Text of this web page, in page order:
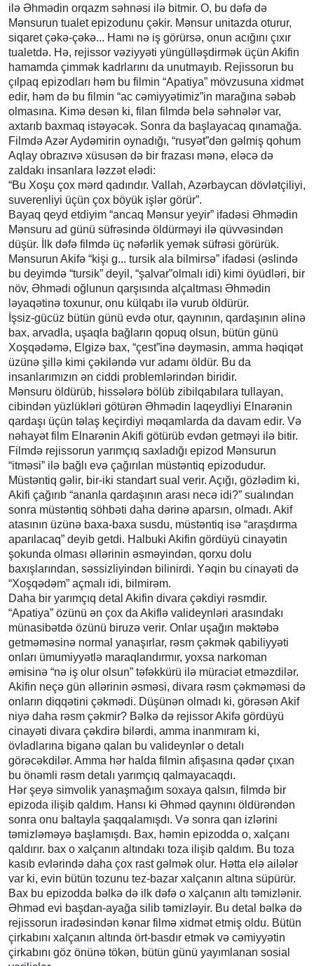
ilə Əhmədin orqazm səhnəsi ilə bitmir. O, bu dəfə də
Mənsurun tualet epizodunu çəkir. Mənsur unitazda oturur,
siqaret çəkə-çəkə... Hamı nə iş görürsə, onun acığını çıxır
tualetdə. Hə, rejissor vəziyyəti yüngülləşdirmək üçün Akifin
hamamda çimmək kadrlarını da unutmayıb. Rejissorun bu
çılpaq epizodları həm bu filmin “Apatiya” mövzusuna xidmət
edir, həm də bu filmin “ac cəmiyyətimiz”in marağına səbəb
olmasına. Kimə desən ki, filan filmdə belə səhnələr var,
axtarıb baxmaq istəyəcək. Sonra da başlayacaq qınamağa.
Filmdə Azər Aydəmirin oynadığı, “rusyət”dən gəlmiş qohum
Aqlay obrazıvə xüsusən də bir frazası mənə, eləcə də
zaldakı insanlara ləzzət elədi:
“Bu Xoşu çox mərd qadındır. Vallah, Azərbaycan dövlətçiliyi,
suverenliyi üçün çox böyük işlər görür”.
Bayaq qeyd etdiyim “ancaq Mənsur yeyir” ifadəsi Əhmədin
Mənsuru ad günü süfrəsində öldürməyi ilə qüvvəsindən
düşür. İlk dəfə filmdə üç nəfərlik yemək süfrəsi görürük.
Mənsurun Akifə “kişi g... tursik ala bilmirsə” ifadəsi (əslində
bu deyimdə “tursik” deyil, “şalvar”olmalı idi) kimi öyüdləri, bir
növ, Əhmədi oğlunun qarşısında alçaltması Əhmədin
ləyaqətinə toxunur, onu külqabı ilə vurub öldürür.
İşsiz-gücüz bütün günü evdə otur, qaynının, qardaşının əlinə
bax, arvadla, uşaqla bağların qopuq olsun, bütün günü
Xoşqədəmə, Elgizə bax, “çest”inə dəyməsin, amma həqiqət
üzünə şillə kimi çəkiləndə vur adamı öldür. Bu da
insanlarımızın ən ciddi problemlərindən biridir.
Mənsuru öldürüb, hissələrə bölüb zibilqabılara tullayan,
cibindən yüzlükləri götürən Əhmədin laqeydliyi Elnarənin
qardaşı üçün təlaş keçirdiyi məqamlarda da davam edir. Və
nəhayət film Elnarənin Akifi götürüb evdən getməyi ilə bitir.
Filmdə rejissorun yarımçıq saxladığı epizod Mənsurun
“itməsi” ilə bağlı evə çağırılan müstəntiq epizodudur.
Müstəntiq gəlir, bir-iki standart sual verir. Açığı, gözlədim ki,
Akifi çağırıb “ananla qardaşının arası necə idi?” sualından
sonra müstəntiq söhbəti daha dərinə aparsın, olmadı. Akif
atasının üzünə baxa-baxa susdu, müstəntiq isə “araşdırma
aparılacaq” deyib getdi. Halbuki Akifin gördüyü cinayətin
şokunda olması əllərinin əsməyindən, qorxu dolu
baxışlarından, səssizliyindən bilinirdi. Yəqin bu cinayəti də
“Xoşqədəm” açmalı idi, bilmirəm.
Daha bir yarımçıq detal Akifin divara çəkdiyi rəsmdir.
“Apatiya” özünü ən çox da Akiflə valideynləri arasındakı
münasibətdə özünü biruzə verir. Onlar uşağın məktəbə
getməməsinə normal yanaşırlar, rəsm çəkmək qabiliyyəti
onları ümumiyyətlə maraqlandırmır, yoxsa narkoman
əmisinə “nə iş olur olsun” təfəkkürü ilə müraciət etməzdilər.
Akifin neçə gün əllərinin əsməsi, divara rəsm çəkməməsi də
onların diqqətini çəkmədi. Düşünən olmadı ki, görəsən Akif
niyə daha rəsm çəkmir? Bəlkə də rejissor Akifə gördüyü
cinayəti divara çəkdirə bilərdi, amma inanmıram ki,
övladlarına biganə qalan bu valideynlər o detalı
görəcəkdilər. Amma hər halda filmin afişasına qədər çıxan
bu önəmli rəsm detalı yarımçıq qalmayacaqdı.
Hər şeyə simvolik yanaşmağım soxaya qalsın, filmdə bir
epizoda ilişib qaldım. Hansı ki Əhməd qaynını öldürəndən
sonra onu baltayla şaqqalamışdı. Və sonra qan izlərini
təmizləməyə başlamışdı. Bax, həmin epizodda o, xalçanı
qaldırır. bax o xalçanın altındakı toza ilişib qaldım. Bu toza
kasıb evlərində daha çox rast gəlmək olur. Hətta elə ailələr
var ki, evin bütün tozunu tez-bazar xalçanın altına süpürür.
Bax bu epizodda bəlkə də ilk dəfə o xalçanın altı təmizlənir.
Əhməd evi başdan-ayağa silib təmizləyir. Bu detal bəlkə də
rejissorun iradəsindən kənar filmə xidmət etmiş oldu. Bütün
çirkabını xalçanın altında ört-basdır etmək və cəmiyyətin
çirkabını göz önünə tökən, bütün günü yayımlanan sosial